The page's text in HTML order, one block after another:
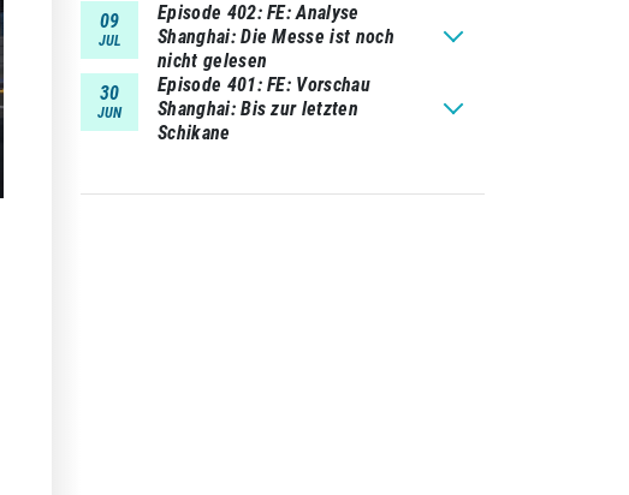
09
JUL
Episode 402 FE: Analyse
Shanghai: Die Messe ist noch
nicht gelesen
30
JUN
Episode 401 FE: Vorschau
Shanghai: Bis zur letzten
Schikane